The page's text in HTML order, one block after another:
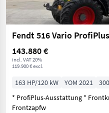
Fendt 516 Vario ProfiPlus
143.880 €
incl. VAT 20%
119.900 € excl.
163 HP/120 kW YOM 2021
* ProfiPlus-Ausstattung *
Frontzapfw